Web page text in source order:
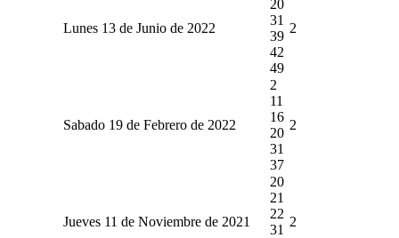
Lunes 13 de Junio de 2022
20
31
39
42
49
2
Sabado 19 de Febrero de 2022
2
11
16
20
31
37
2
Jueves 11 de Noviembre de 2021
20
21
22
31
2